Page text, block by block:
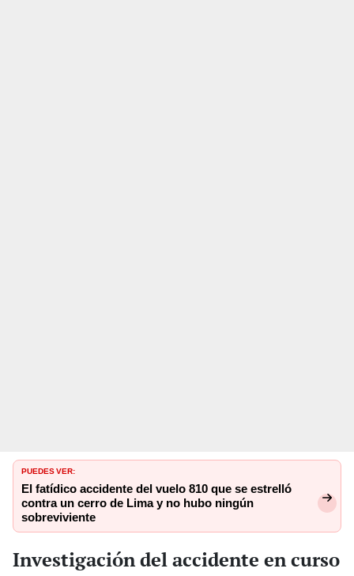
PUEDES VER:
El fatídico accidente del vuelo 810 que se estrelló
contra un cerro de Lima y no hubo ningún
sobreviviente
Investigación del accidente en curso